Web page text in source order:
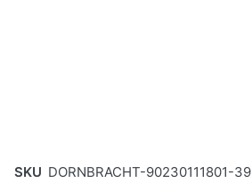
SKU DORNBRACHT-90230111801-39